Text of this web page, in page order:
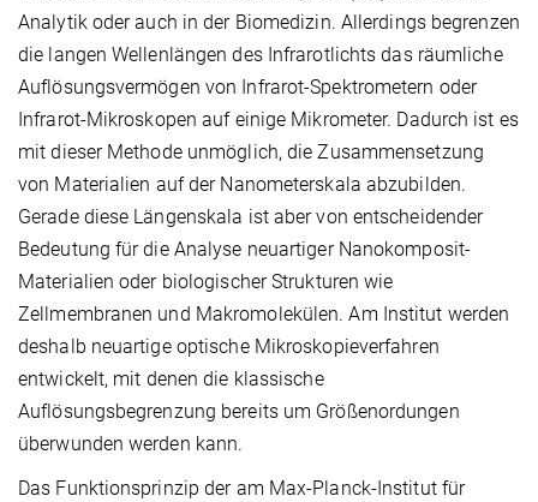
Analytik oder auch in der Biomedizin. Allerdings begrenzen
die langen Wellenlängen des Infrarotlichts das räumliche
Auflösungsvermögen von Infrarot-Spektrometern oder
Infrarot-Mikroskopen auf einige Mikrometer. Dadurch ist es
mit dieser Methode unmöglich, die Zusammensetzung
von Materialien auf der Nanometerskala abzubilden.
Gerade diese Längenskala ist aber von entscheidender
Bedeutung für die Analyse neuartiger Nanokomposit-
Materialien oder biologischer Strukturen wie
Zellmembranen und Makromolekülen. Am Institut werden
deshalb neuartige optische Mikroskopieverfahren
entwickelt, mit denen die klassische
Auflösungsbegrenzung bereits um Größenordungen
überwunden werden kann.
Das Funktionsprinzip der am Max-Planck-Institut für